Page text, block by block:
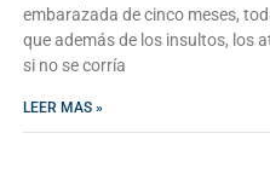
embarazada de cinco meses,
que además de los insultos, los
si no se corría
LEER MAS »